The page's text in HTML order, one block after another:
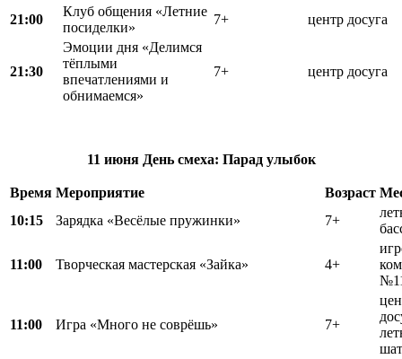
21:00
Клуб общения «Летние
посиделки»
7+ центр досуга
21:30
Эмоции дня «Делимся
тёплыми
впечатлениями и
обнимаемся»
7+ центр досуга
11 июня День смеха: Парад улыбок
Время Мероприятие Возраст
10:15
Зарядка «Весёлые пружинки» 7+
11:00 Творческая мастерская «Зайка» 4+
11:00 Игра «Много не соврёшь» 7+